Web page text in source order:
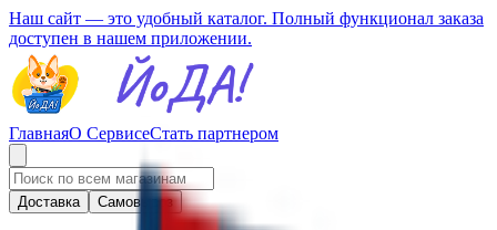
Наш сайт — это удобный каталог. Полный функционал заказа
доступен в нашем приложении.
ГлавнаяО СервисеСтать партнером
Доставка Самовывоз